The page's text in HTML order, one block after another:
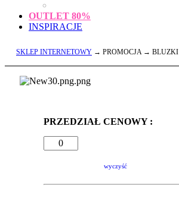
OUTLET 80%
INSPIRACJE
SKLEP INTERNETOWY → PROMOCJA → BLUZKI
PRZEDZIAŁ CENOWY :
wyczyść